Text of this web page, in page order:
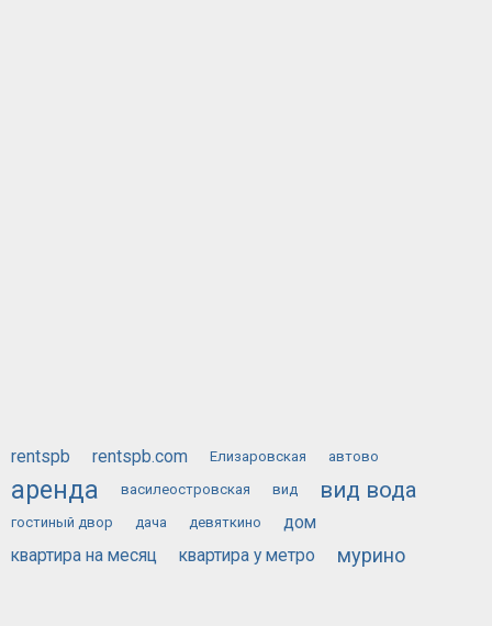
rentspb rentspb.com Елизаровская автово
аренда василеостровская вид вид вода
гостиный двор дача девяткино
дом
квартира на месяц
квартира у метро мурино